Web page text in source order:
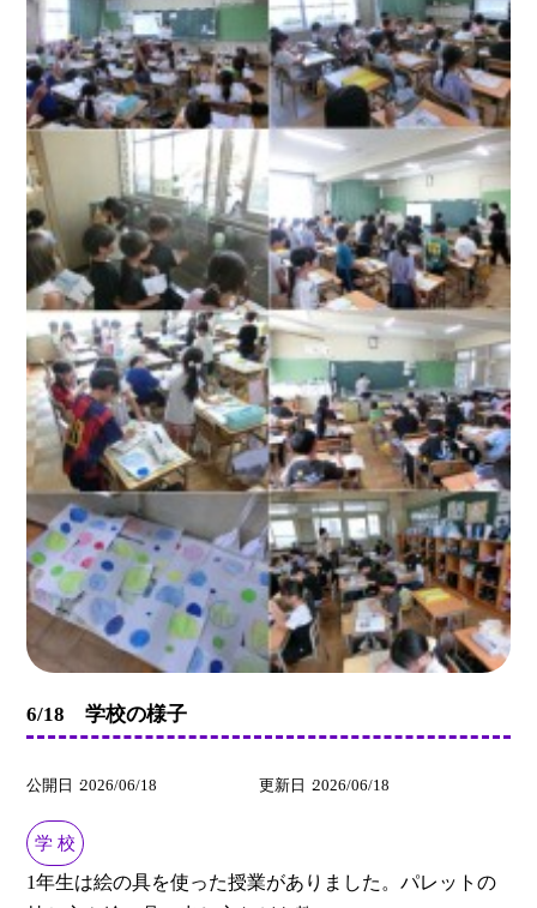
6/18 学校の様子
公開日 2026/06/18 更新日 2026/06/18
学 校
1年生は絵の具を使った授業がありました。パレットの